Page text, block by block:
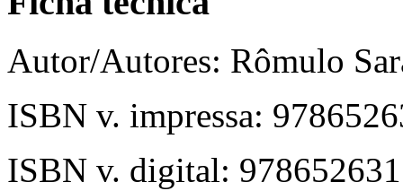
Autor/Autores: Rômulo
ISBN v. impressa:
ISBN v. digital: